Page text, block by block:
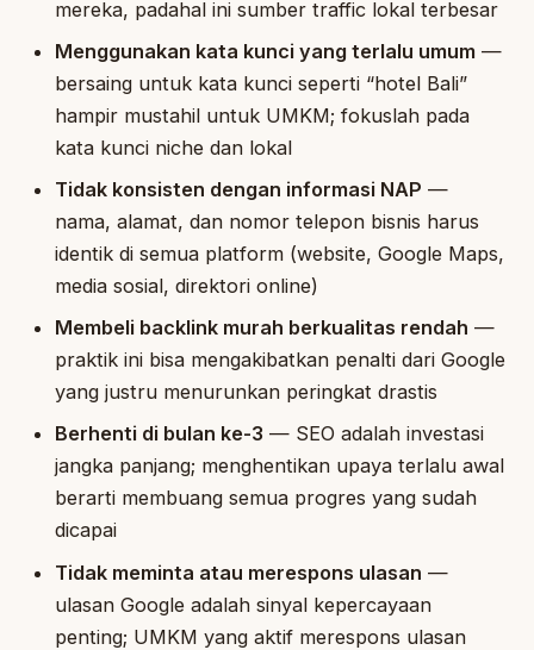
mereka, padahal ini sumber traffic lokal terbesar
Menggunakan kata kunci yang terlalu umum —
bersaing untuk kata kunci seperti “hotel Bali”
hampir mustahil untuk UMKM; fokuslah pada
kata kunci niche dan lokal
Tidak konsisten dengan informasi NAP —
nama, alamat, dan nomor telepon bisnis harus
identik di semua platform (website, Google Maps,
media sosial, direktori online)
Membeli backlink murah berkualitas rendah —
praktik ini bisa mengakibatkan penalti dari Google
yang justru menurunkan peringkat drastis
Berhenti di bulan ke-3 — SEO adalah investasi
jangka panjang; menghentikan upaya terlalu awal
berarti membuang semua progres yang sudah
dicapai
Tidak meminta atau merespons ulasan —
ulasan Google adalah sinyal kepercayaan
penting; UMKM yang aktif merespons ulasan